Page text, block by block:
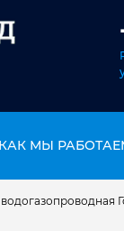
КАК МЫ